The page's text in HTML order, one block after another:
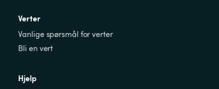
Verter
Vanlige spørsmål for verter
Bli en vert
Hjelp